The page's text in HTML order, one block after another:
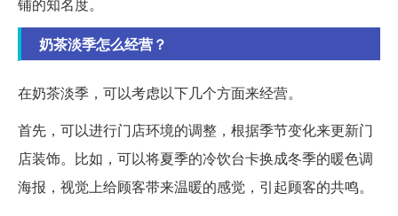
铺的知名度。
奶茶淡季怎么经营？
在奶茶淡季，可以考虑以下几个方面来经营。
首先，可以进行门店环境的调整，根据季节变化来更新门
店装饰。比如，可以将夏季的冷饮台卡换成冬季的暖色调
海报，视觉上给顾客带来温暖的感觉，引起顾客的共鸣。